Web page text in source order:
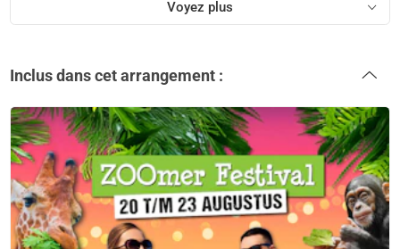
Voyez plus
Inclus dans cet arrangement :